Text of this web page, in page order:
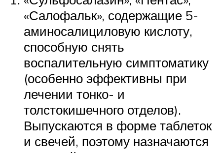
«Салофальк», содержащие 5-
аминосалициловую кислоту,
способную снять
воспалительную симптоматику
(особенно эффективны при
лечении тонко- и
толстокишечного отделов).
Выпускаются в форме таблеток
и свечей, поэтому назначаются